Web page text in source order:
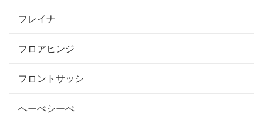
フレイナ
フロアヒンジ
フロントサッシ
へーべシーべ